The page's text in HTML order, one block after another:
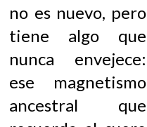
no es nuevo, pero
tiene algo que
nunca envejece:
ese magnetismo
ancestral que